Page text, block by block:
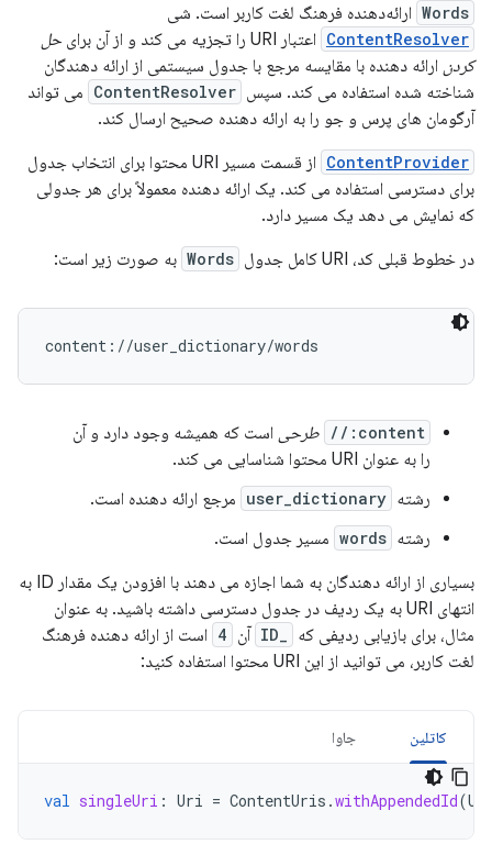
Words ارائه‌دهنده فرهنگ لغت کاربر است. شی
ContentResolver اعتبار URI را تجزیه می کند و از آن برای
حل
کردن ارائه دهنده با مقایسه مرجع با جدول سیستمی از ارائه دهندگان
شناخته شده استفاده می کند. سپس ContentResolver می تواند
آرگومان های پرس و جو را به ارائه دهنده صحیح ارسال کند.
ContentProvider
از قسمت مسیر URI محتوا برای انتخاب جدول
برای دسترسی استفاده می کند. یک ارائه دهنده معمولاً برای هر جدولی
که نمایش می دهد یک مسیر دارد.
در خطوط قبلی کد، URI کامل جدول
Words به صورت زیر است:
content:// طرحی است که همیشه وجود دارد و آن
را به عنوان URI محتوا شناسایی می کند.
رشته user_dictionary مرجع ارائه دهنده است.
رشته words مسیر جدول است.
بسیاری از ارائه دهندگان به شما اجازه می دهند با افزودن یک مقدار ID به
انتهای URI به یک ردیف در جدول دسترسی داشته باشید. به عنوان
مثال، برای بازیابی ردیفی که
آن 4 است از ارائه دهنده فرهنگ
لغت کاربر، می توانید از این URI محتوا استفاده کنید:
کاتلین جاوا
val singleUri : Uri = ContentUris .withAppendedId(